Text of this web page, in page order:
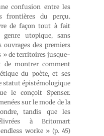
confusion entre les
frontières du perçu.
de façon tout à fait
utopique, sans
des premiers
» de territoires jusque-
de montrer comment
du poète, et ses
statut épistémologique
le conçoit Spenser.
sur le mode de la
tandis que les
à Britomart
worke » (p. 45)